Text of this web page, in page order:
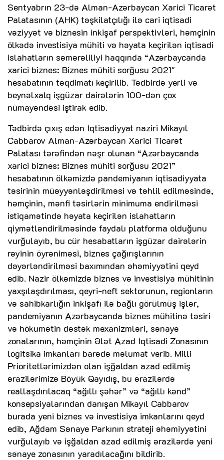
Sentyabrın 23-də Alman-Azərbaycan Xarici Ticarət
Palatasının (AHK) təşkilatçılığı ilə cari iqtisadi
vəziyyət və biznesin inkişaf perspektivləri, həmçinin
ölkədə investisiya mühiti və həyata keçirilən iqtisadi
islahatların səmərəliliyi haqqında “Azərbaycanda
xarici biznes: Biznes mühiti sorğusu 2021"
hesabatının təqdimatı keçirilib. Tədbirdə yerli və
beynəlxalq işgüzar dairələrin 100-dən çox
nümayəndəsi iştirak edib.
Tədbirdə çıxış edən İqtisadiyyat naziri Mikayıl
Cabbarov Alman-Azərbaycan Xarici Ticarət
Palatası tərəfindən nəşr olunan “Azərbaycanda
xarici biznes: Biznes mühiti sorğusu 2021”
hesabatının ölkəmizdə pandemiyanın iqtisadiyyata
təsirinin müəyyənləşdirilməsi və təhlil edilməsində,
həmçinin, mənfi təsirlərin minimuma endirilməsi
istiqamətində həyata keçirilən islahatların
qiymətləndirilməsində faydalı platforma olduğunu
vurğulayıb, bu cür hesabatların işgüzar dairələrin
rəyinin öyrəniməsi, biznes çağırışlarının
dəyərləndirilməsi baxımından əhəmiyyətini qeyd
edib. Nazir ölkəmizdə biznes və investisiya mühitinin
yaxşılaşdırılması, qeyri-neft sektorunun, regionların
və sahibkarlığın inkişafı ilə bağlı görülmüş işlər,
pandemiyanın Azərbaycanda biznes mühitinə təsiri
və hökumətin dəstək mexanizmləri, sənaye
zonalarının, həmçinin Ələt Azad İqtisadi Zonasının
logitsika imkanları barədə məlumat verib. Milli
Prioritetlərimizdən olan işğaldan azad edilmiş
ərazilərimizə Böyük Qayıdış, bu ərazilərdə
reallaşdırılacaq “ağıllı şəhər” və “ağıllı kənd”
konsepsiyalarından danışan Mikayıl Cabbarov
burada yeni biznes və investisiya imkanlarını qeyd
edib, Ağdam Sənaye Parkının strateji əhəmiyyətini
vurğulayıb və işğaldan azad edilmiş ərazilərdə yeni
sənaye zonasının yaradılacağını bildirib.